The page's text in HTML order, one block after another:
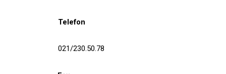
Telefon
021/230.50.78